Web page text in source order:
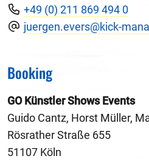
+49 (0) 211 869 494 0
juergen.evers@kick-
Booking
GO Künstler Shows Events
Guido Cantz, Horst Müller,
Rösrather Straße 655
51107 Köln